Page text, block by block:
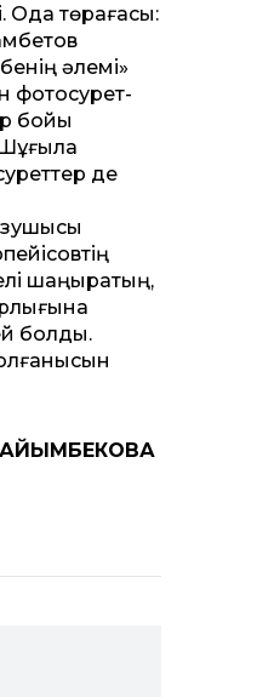
төрағасы:
әлемі»
фотосурет­
бойы
де
шаңырақтың,
болды.